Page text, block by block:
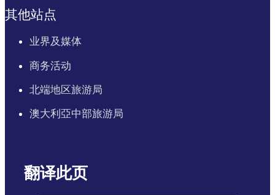
其他站点
业界及媒体
商务活动
北端地区旅游局
澳大利亞中部旅游局
翻译此页